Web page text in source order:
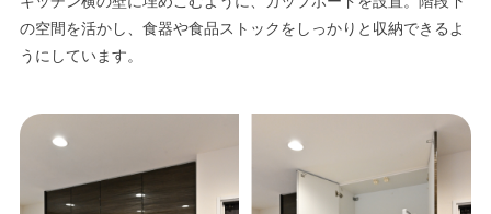
の空間を活かし、食器や食品ストックをしっかりと収納できるよ
うにしています。